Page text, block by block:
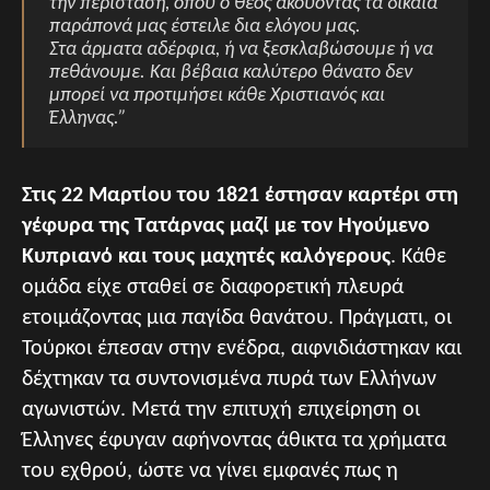
παράπονά μας έστειλε δια ελόγου μας.
Στα άρματα αδέρφια, ή να ξεσκλαβώσουμε ή να
πεθάνουμε. Και βέβαια καλύτερο θάνατο δεν
μπορεί να προτιμήσει κάθε Χριστιανός και
Έλληνας.”
Στις 22 Μαρτίου του 1821 έστησαν καρτέρι στη
γέφυρα της Τατάρνας μαζί με τον Ηγούμενο
Κυπριανό και τους μαχητές καλόγερους. Κάθε
ομάδα είχε σταθεί σε διαφορετική πλευρά
ετοιμάζοντας μια παγίδα θανάτου. Πράγματι, οι
Τούρκοι έπεσαν στην ενέδρα, αιφνιδιάστηκαν και
δέχτηκαν τα συντονισμένα πυρά των Ελλήνων
αγωνιστών. Μετά την επιτυχή επιχείρηση οι
Έλληνες έφυγαν αφήνοντας άθικτα τα χρήματα
του εχθρού, ώστε να γίνει εμφανές πως η